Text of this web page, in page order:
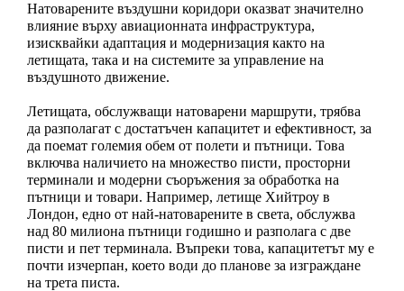
Натоварените въздушни коридори оказват значително
влияние върху авиационната инфраструктура,
изисквайки адаптация и модернизация както на
летищата, така и на системите за управление на
въздушното движение.
Летищата, обслужващи натоварени маршрути, трябва
да разполагат с достатъчен капацитет и ефективност, за
да поемат големия обем от полети и пътници. Това
включва наличието на множество писти, просторни
терминали и модерни съоръжения за обработка на
пътници и товари. Например, летище Хийтроу в
Лондон, едно от най-натоварените в света, обслужва
над 80 милиона пътници годишно и разполага с две
писти и пет терминала. Въпреки това, капацитетът му е
почти изчерпан, което води до планове за изграждане
на трета писта.